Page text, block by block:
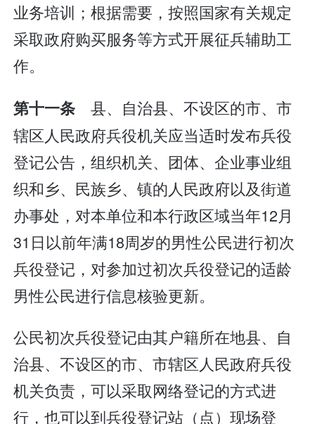
业务培训；根据需要，按照国家有关规定
采取政府购买服务等方式开展征兵辅助工
作。
第十一条 县、自治县、不设区的市、市
辖区人民政府兵役机关应当适时发布兵役
登记公告，组织机关、团体、企业事业组
织和乡、民族乡、镇的人民政府以及街道
办事处，对本单位和本行政区域当年12月
31日以前年满18周岁的男性公民进行初次
兵役登记，对参加过初次兵役登记的适龄
男性公民进行信息核验更新。
公民初次兵役登记由其户籍所在地县、自
治县、不设区的市、市辖区人民政府兵役
机关负责，可以采取网络登记的方式进
行，也可以到兵役登记站（点）现场登